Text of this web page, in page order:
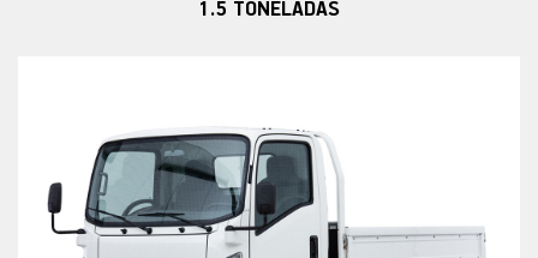
1.5 TONELADAS